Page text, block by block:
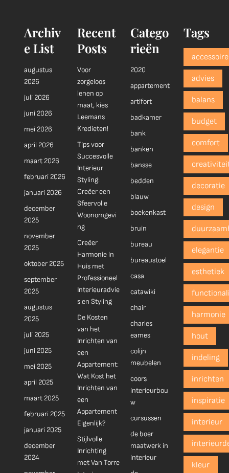
Archiv
e List
augustus
2026
juli 2026
juni 2026
mei 2026
april 2026
maart 2026
februari 2026
januari 2026
december
2025
november
2025
oktober 2025
september
2025
augustus
2025
juli 2025
juni 2025
mei 2025
april 2025
maart 2025
februari 2025
januari 2025
december
2024
Recent
Posts
Voor
zorgeloos
lenen op
maat, kies
Leemans
Kredieten!
Tips voor
Succesvolle
Interieur
Styling:
Creëer een
Sfeervolle
Woonomgevi
ng
Creëer
Harmonie in
Huis met
Professioneel
Interieuradvie
s en Styling
De Kosten
van het
Inrichten van
een
Appartement:
Wat Kost het
Inrichten van
een
Appartement
Eigenlijk?
Stijlvolle
Inrichting
met Van Torre
Catego
rieën
2020
appartement
artifort
badkamer
bank
banken
bansse
bedden
blauw
boekenkast
bruin
bureau
bureaustoel
casa
catawiki
chair
charles
eames
colijn
meubelen
coors
interieurbou
w
cursussen
de boer
maatwerk in
interieur
Tags
advies
balans
budget
comfort
decoratie
design
elegantie
esthetiek
harmonie
hout
indeling
inrichten
inspiratie
interieur
kleur